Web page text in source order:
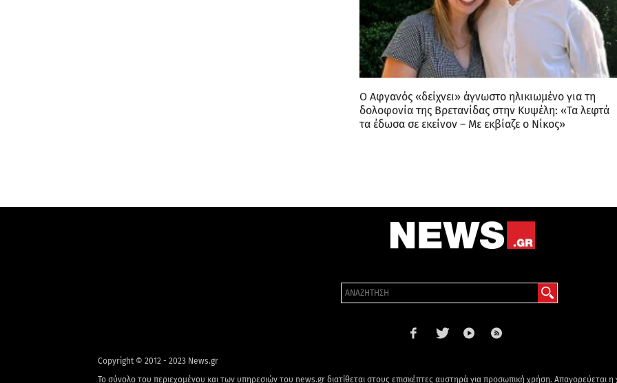
Ο Αφγανός «δείχνει» άγνωστο ηλικιωμένο για τη
δολοφονία της Βρετανίδας στην Κυψέλη: «Τα λεφτά
τα έδωσα σε εκείνον – Με εκβίαζε ο Νίκος»
Copyright © 2012 - 2023 News.gr
Το σύνολο του περιεχομένου και των υπηρεσιών του news.gr διατίθεται στους επισκέπτες αυστηρά για προσωπική χρήση.